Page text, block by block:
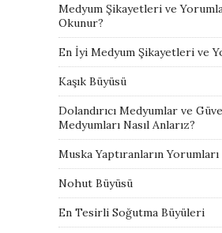
Medyum Şikayetleri ve
Okunur?
En İyi Medyum Şikayetleri ve
Kaşık Büyüsü
Dolandırıcı Medyumlar ve
Medyumları Nasıl Anlarız?
Muska Yaptıranların Yorumları
Nohut Büyüsü
En Tesirli Soğutma Büyüleri